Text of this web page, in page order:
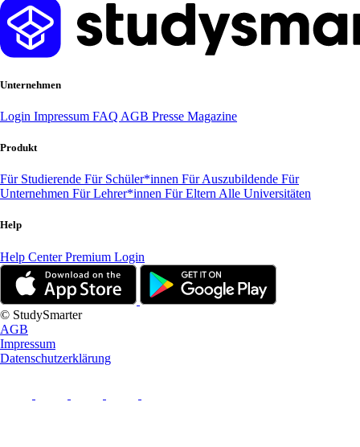
Unternehmen
Login Impressum FAQ AGB Presse Magazine
Produkt
Für Studierende Für Schüler*innen Für Auszubildende Für
Unternehmen Für Lehrer*innen Für Eltern Alle Universitäten
Help
Help CenterPremium Login
© StudySmarter
AGB
Impressum
Datenschutzerklärung